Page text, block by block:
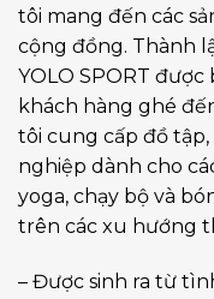
tôi mang đến các
cộng đồng. Thành
YOLO SPORT
khách hàng ghé
tôi cung cấp đồ
nghiệp dành cho
yoga, chạy bộ và
trên các xu hướng
– Được sinh ra từ